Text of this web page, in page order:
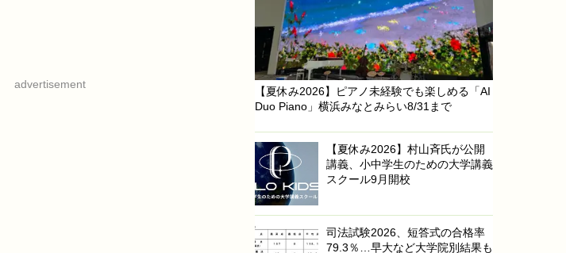
advertisement
【夏休み2026】ピアノ未経験でも楽しめる「AI
Duo Piano」横浜みなとみらい8/31まで
【夏休み2026】村山斉氏が公開
講義、小中学生のための大学講義
スクール9月開校
司法試験2026、短答式の合格率
79.3％…早大など大学院別結果も